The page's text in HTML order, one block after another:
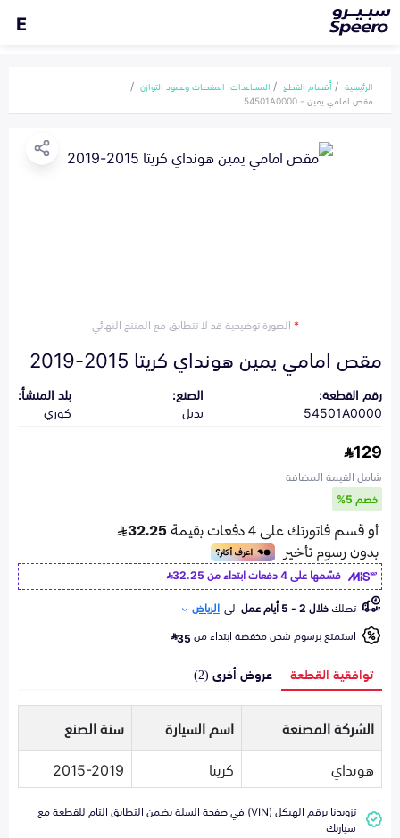
E
الرئيسية أقسام القطع
المساعدات، المقصات وعمود التوازن
مقص امامي يمين - 54501A0000
*الصورة توضيحية قد لا تتطابق مع المنتج النهائي
مقص امامي يمين هونداي كريتا 2015-2019
رقم القطعة:
54501A0000
الصنع:
بديل
بلد المنشأ:
كوري
129
شامل القيمة المضافة
خصم 5%
قسّمها على 4 دفعات ابتداء من
32.25
تصلكخلال 2 - 5 أيام عمل الى الرياض
استمتع برسوم شحن مخفضة ابتداء من35
توافقية القطعة عروض أخرى (2)
الشركة المصنعة اسم السيارة
سنة الصنع
هونداي
كريتا 2015-2019
تزويدنا برقم الهيكل (VIN) في صفحة السلة يضمن التطابق التام للقطعة مع
سيارتك